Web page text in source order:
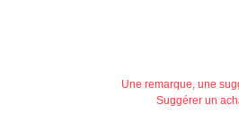
Une remarque, une
Suggérer un